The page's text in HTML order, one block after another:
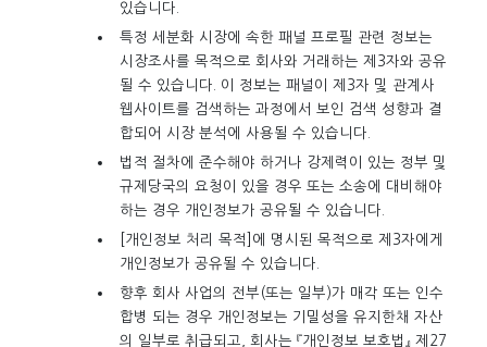
있습니다.
특정 세분화 시장에 속한 패널 프로필 관련 정보는
시장조사를 목적으로 회사와 거래하는 제3자와 공유
될 수 있습니다. 이 정보는 패널이 제3자 및 관계사
웹사이트를 검색하는 과정에서 보인 검색 성향과 결
합되어 시장 분석에 사용될 수 있습니다.
법적 절차에 준수해야 하거나 강제력이 있는 정부 및
규제당국의 요청이 있을 경우 또는 소송에 대비해야
하는 경우 개인정보가 공유될 수 있습니다.
[개인정보 처리 목적]에 명시된 목적으로 제3자에게
개인정보가 공유될 수 있습니다.
향후 회사 사업의 전부(또는 일부)가 매각 또는 인수
합병 되는 경우 개인정보는 기밀성을 유지한채 자산
의 일부로 취급되고, 회사는 『개인정보 보호법』 제27